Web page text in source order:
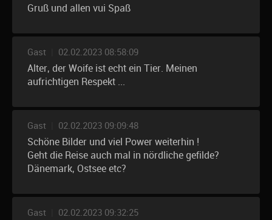
Gruß und allen vui Spaß
Gast 02.02.2023 08:58:09
Alter, der Woife ist echt ein Tier. Meinen
aufrichtigen Respekt ...
Gast 02.02.2023 09:09:48
Schöne Bilder und viel Power weiterhin !
Geht die Reise auch mal in nördliche gefilde?
Dänemark, Ostsee etc?
Gast 02.02.2023 09:32:25